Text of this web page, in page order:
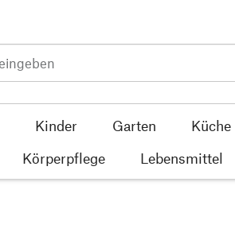
Kinder Garten Küche
Körperpflege Lebensmittel